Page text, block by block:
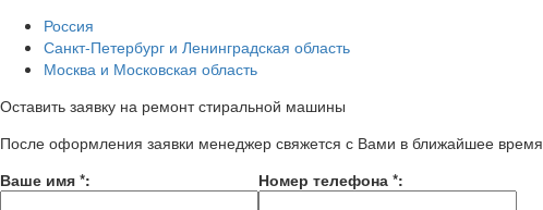
Россия
Санкт-Петербург и Ленинградская область
Москва и Московская область
Оставить заявку на ремонт стиральной машины
После оформления заявки менеджер свяжется с Вами в ближайшее время
Ваше имя *: Номер телефона *: